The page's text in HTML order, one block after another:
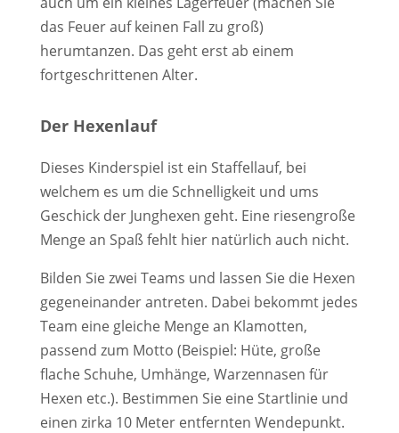
das Feuer auf keinen Fall zu groß)
herumtanzen. Das geht erst ab einem
fortgeschrittenen Alter.
Der Hexenlauf
Dieses Kinderspiel ist ein Staffellauf, bei
welchem es um die Schnelligkeit und ums
Geschick der Junghexen geht. Eine riesengroße
Menge an Spaß fehlt hier natürlich auch nicht.
Bilden Sie zwei Teams und lassen Sie die Hexen
gegeneinander antreten. Dabei bekommt jedes
Team eine gleiche Menge an Klamotten,
passend zum Motto (Beispiel: Hüte, große
flache Schuhe, Umhänge, Warzennasen für
Hexen etc.). Bestimmen Sie eine Startlinie und
einen zirka 10 Meter entfernten Wendepunkt.